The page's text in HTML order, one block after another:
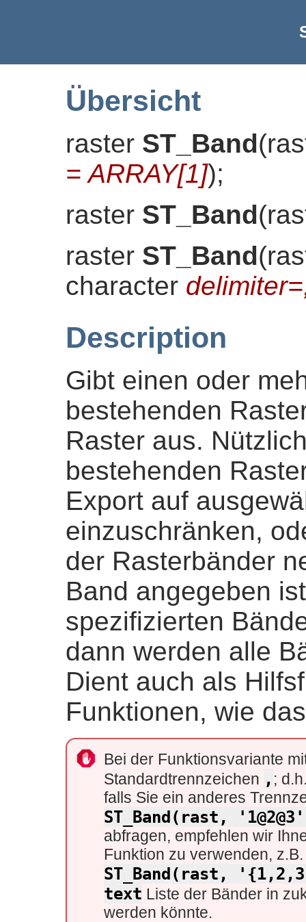
Übersicht
raster ST_Band(
= ARRAY[1]);
raster ST_Band(
raster ST_Band(
character
Description
Gibt einen oder
bestehenden
Raster aus.
bestehenden
Export auf
einzuschränken,
der Rasterbänder
Band angegeben
spezifizierten
dann werden alle
Dient auch als
Funktionen, wie
Bei der Funktionsvariante
Standardtrennzeichen , ;
falls Sie ein anderes
ST_Band(rast,
abfragen, empfehlen wir
Funktion zu verwenden, z.B.
ST_Band(rast,
text Liste der Bänder in
werden könnte.